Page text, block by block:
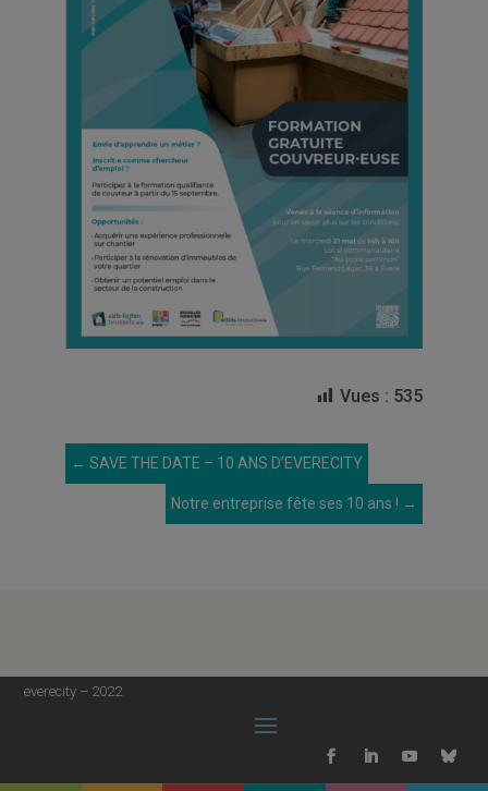
Vues : 535
← SAVE THE DATE – 10 ANS D’EVERECITY
Notre entreprise fête ses 10 ans ! →
everecity – 2022